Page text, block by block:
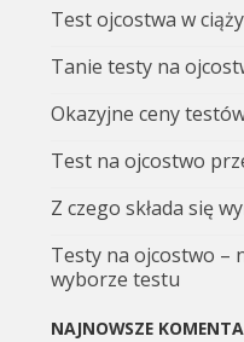
Test ojcostwa w ciąży
Tanie testy na
Okazyjne ceny
Test na ojcostwo
Z czego składa się
Testy na ojcostwo –
wyborze testu
NAJNOWSZE